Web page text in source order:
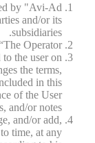
by "Avi-Ad
and/or its
subsidiaries.
Operator”.
the user on
the terms,
in this
of the User
and/or notes.
and/or add,
time, at any